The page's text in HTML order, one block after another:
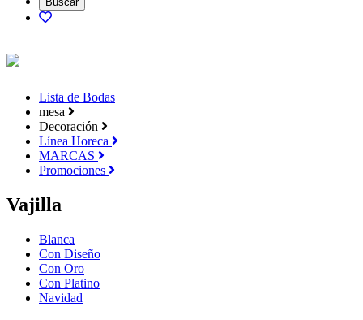
Lista de Bodas
mesa
Decoración
Línea Horeca
MARCAS
Promociones
Vajilla
Blanca
Con Diseño
Con Oro
Con Platino
Navidad